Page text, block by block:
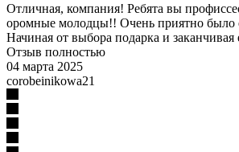
Отличная, компания! Ребята вы
оромные молодцы!! Очень приятно было
Начиная от выбора подарка и заканчивая
Отзыв полностью
04 марта 2025
corobeinikowa21